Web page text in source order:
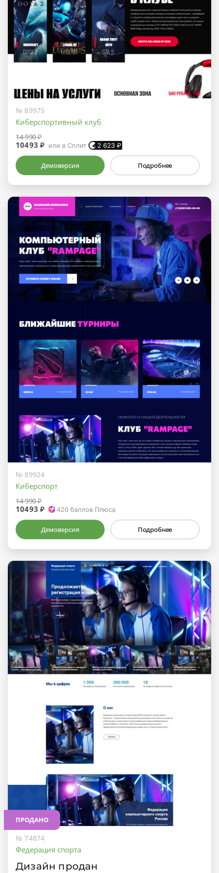
№ 89975
Киберспортивный клуб
14 990 ₽
10493 ₽ или в Сплит 2 623 ₽
Демоверсия Подробнее
№ 89924
Киберспорт
14 990 ₽
10493 ₽ 420 баллов Плюса
Демоверсия Подробнее
ПРОДАНО
№ 74874
Федерация спорта
Дизайн продан